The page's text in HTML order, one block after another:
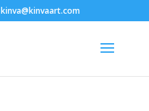
kinva@kinvaart.com